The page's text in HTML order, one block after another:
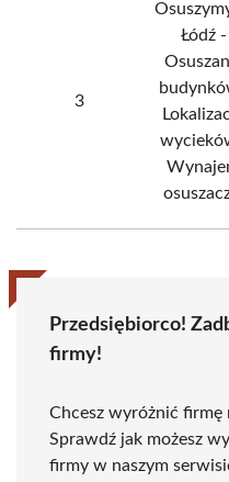
3
Łódź -
Przedsiębiorco!
firmy!
Chcesz wyróżnić firmę
Sprawdź jak możesz
firmy w naszym